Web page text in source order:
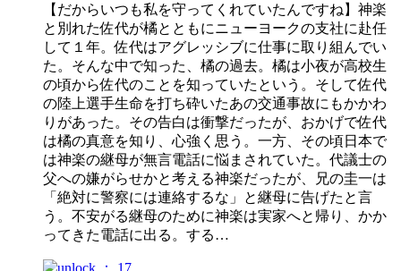
【だからいつも私を守ってくれていたんですね】神楽
と別れた佐代が橘とともにニューヨークの支社に赴任
して１年。佐代はアグレッシブに仕事に取り組んでい
た。そんな中で知った、橘の過去。橘は小夜が高校生
の頃から佐代のことを知っていたという。そして佐代
の陸上選手生命を打ち砕いたあの交通事故にもかかわ
りがあった。その告白は衝撃だったが、おかげで佐代
は橘の真意を知り、心強く思う。一方、その頃日本で
は神楽の継母が無言電話に悩まされていた。代議士の
父への嫌がらせかと考える神楽だったが、兄の圭一は
「絶対に警察には連絡するな」と継母に告げたと言
う。不安がる継母のために神楽は実家へと帰り、かか
ってきた電話に出る。する…